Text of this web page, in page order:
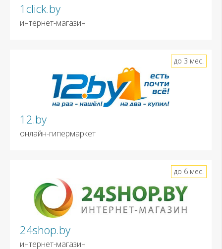
1click.by
интернет-магазин
12.by
онлайн-гипермаркет
до 3 мес.
24shop.by
интернет-магазин
до 6 мес.